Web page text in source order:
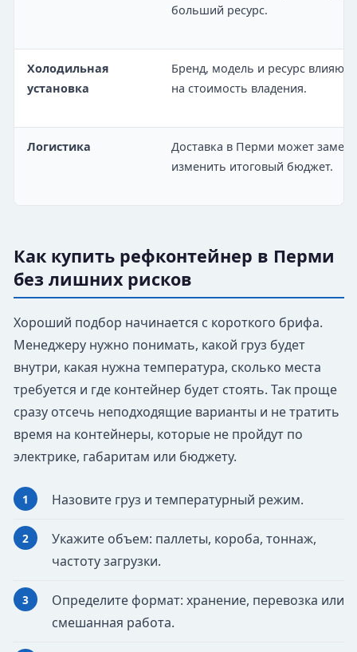
больший ресурс.
Холодильная
установка
Бренд, модель и ресурс влияют
на стоимость владения.
Логистика
Доставка в Перми может
изменить итоговый бюджет.
Как купить рефконтейнер в Перми
без лишних рисков
Хороший подбор начинается с короткого брифа.
Менеджеру нужно понимать, какой груз будет
внутри, какая нужна температура, сколько места
требуется и где контейнер будет стоять. Так проще
сразу отсечь неподходящие варианты и не тратить
время на контейнеры, которые не пройдут по
электрике, габаритам или бюджету.
Назовите груз и температурный режим.
Укажите объем: паллеты, короба, тоннаж,
частоту загрузки.
Определите формат: хранение, перевозка или
смешанная работа.